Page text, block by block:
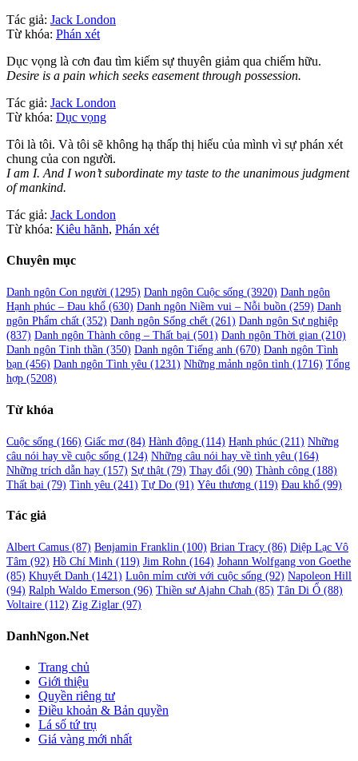
Tác giả: Jack London
Từ khóa: Phán xét
Dục vọng là cơn đau tìm kiếm sự thuyên giảm qua chiếm hữu.
Desire is a pain which seeks easement through possession.
Tác giả: Jack London
Từ khóa: Dục vọng
Tôi là tôi. Và tôi sẽ không hạ thấp thị hiếu của mình vì sự phán xét
chung của con người.
I am I. And I won’t subordinate my taste to the unanimous judgment
of mankind.
Tác giả: Jack London
Từ khóa: Kiêu hãnh, Phán xét
Chuyên mục
Danh ngôn Con người (1295) Danh ngôn Cuộc sống (3920) Danh ngôn
Hạnh phúc – Đau khổ (630) Danh ngôn Niềm vui – Nỗi buồn (259) Danh
ngôn Phẩm chất (352) Danh ngôn Sống chết (261) Danh ngôn Sự nghiệp
(837) Danh ngôn Thành công – Thất bại (501) Danh ngôn Thời gian (210)
Danh ngôn Tinh thần (350) Danh ngôn Tiếng anh (670) Danh ngôn Tình
bạn (456) Danh ngôn Tình yêu (1231) Những mảnh ngôn tình (1716) Tổng
hợp (5208)
Từ khóa
Cuộc sống (166) Giấc mơ(84) Hành động (114) Hạnh phúc (211) Những
câu nói hay về cuộc sống (124) Những câu nói hay về tình yêu (164)
Những trích dẫn hay (157) Sự thật (79) Thay đổi (90) Thành công (188)
Thất bại (79) Tình yêu (241) Tự Do (91) Yêu thương (119) Đau khổ (99)
Tác giả
Albert Camus (87) Benjamin Franklin (100) Brian Tracy (86) Diệp Lạc Vô
Tâm (92) Hồ Chí Minh (119) Jim Rohn (164) Johann Wolfgang von Goethe
(85) Khuyết Danh (1421) Luôn mỉm cười với cuộc sống (92) Napoleon Hill
(94) Ralph Waldo Emerson (96) Thiền sư Ajahn Chah (85) Tân Di Ổ (88)
Voltaire (112) Zig Ziglar (97)
DanhNgon.Net
Trang chủ
Giới thiệu
Quyền riêng tư
Điều khoản & Bản quyền
Lá số tứ trụ
Giá vàng mới nhất